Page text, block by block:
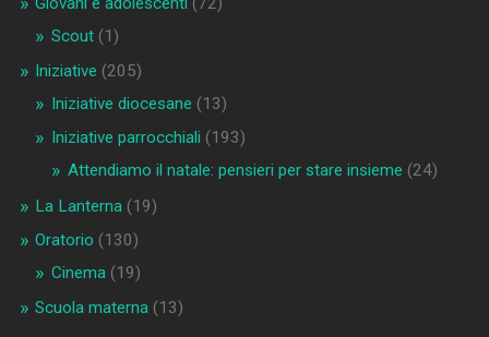
Scout(1)
Iniziative (205)
Iniziative diocesane (13)
Iniziative parrocchiali (193)
Attendiamo il natale: pensieri per stare insieme (24)
La Lanterna(19)
Oratorio (130)
Cinema(19)
Scuola materna(13)